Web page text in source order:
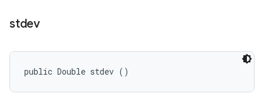
stdev
public Double stdev ()